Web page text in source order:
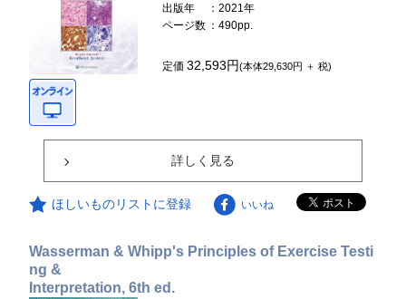
出版年
：2021年
ページ数 ：490pp.
定価32,593円(本体29,630円 ＋ 税)
詳しく見る
ほしいものリストに登録 いいね
Wasserman & Whipp's Principles of Exercise Testi
ng &
Interpretation, 6th ed.